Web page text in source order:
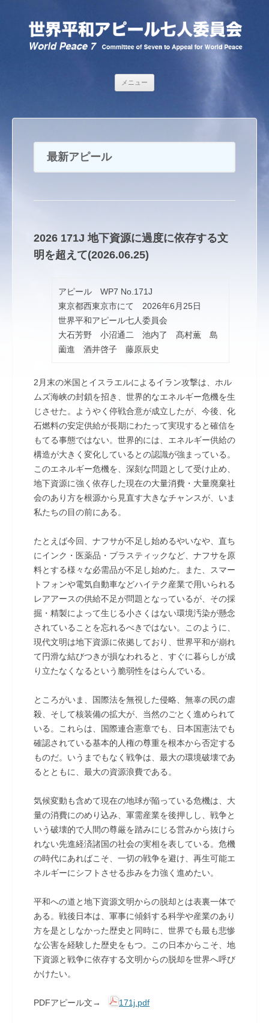
メニュー
最新アピール
2026 171J 地下資源に過度に依存する文
明を超えて(2026.06.25)
アピール WP7 No.171J
東京都西東京市にて 2026年6月25日
世界平和アピール七人委員会
大石芳野 小沼通二 池内了 髙村薫 島
薗進 酒井啓子 藤原辰史
2月末の米国とイスラエルによるイラン攻撃は、ホル
ムズ海峡の封鎖を招き、世界的なエネルギー危機を生
じさせた。ようやく停戦合意が成立したが、今後、化
石燃料の安定供給が長期にわたって実現すると確信を
もてる事態ではない。世界的には、エネルギー供給の
構造が大きく変化しているとの認識が強まっている。
このエネルギー危機を、深刻な問題として受け止め、
地下資源に強く依存した現在の大量消費・大量廃棄社
会のあり方を根源から見直す大きなチャンスが、いま
私たちの目の前にある。
たとえば今回、ナフサが不足し始めるやいなや、直ち
にインク・医薬品・プラスティックなど、ナフサを原
料とする様々な必需品が不足し始めた。また、スマー
トフォンや電気自動車などハイテク産業で用いられる
レアアースの供給不足が問題となっているが、その採
掘・精製によって生じる小さくはない環境汚染が懸念
されていることを忘れるべきではない。このように、
現代文明は地下資源に依拠しており、世界平和が崩れ
て円滑な結びつきが損なわれると、すぐに暮らしが成
り立たなくなるという脆弱性をはらんでいる。
ところがいま、国際法を無視した侵略、無辜の民の虐
殺、そして核装備の拡大が、当然のごとく進められて
いる。これらは、国際連合憲章でも、日本国憲法でも
確認されている基本的人権の尊重を根本から否定する
ものだ。いうまでもなく戦争は、最大の環境破壊であ
るとともに、最大の資源浪費である。
気候変動も含めて現在の地球が陥っている危機は、大
量の消費にのめり込み、軍需産業を後押しし、戦争と
いう破壊的で人間の尊厳を踏みにじる営みから抜けら
れない先進経済諸国の社会の実相を表している。危機
の時代にあればこそ、一切の戦争を避け、再生可能エ
ネルギーにシフトさせる歩みを力強く進めたい。
平和への道と地下資源文明からの脱却とは表裏一体で
ある。戦後日本は、軍事に傾斜する科学や産業のあり
方を是としなかった歴史と同時に、世界でも最も悲惨
な公害を経験した歴史をもつ。この日本からこそ、地
下資源と戦争に依存する文明からの脱却を世界へ呼び
かけたい。
PDFアピール文→ 171j.pdf